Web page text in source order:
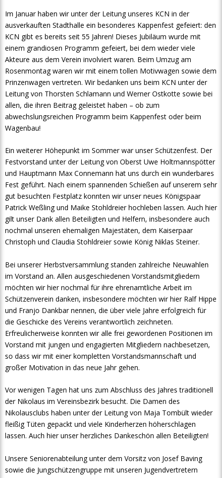
Im Januar haben wir unter der Leitung unseres KCN in der
ausverkauften Stadthalle ein besonderes Kappenfest gefeiert: den
KCN gibt es bereits seit 55 Jahren! Dieses Jubiläum wurde mit
einem grandiosen Programm gefeiert, bei dem wieder viele
Akteure aus dem Verein involviert waren. Beim Umzug am
Rosenmontag waren wir mit einem tollen Motivwagen sowie dem
Prinzenwagen vertreten. Wir bedanken uns beim KCN unter der
Leitung von Thorsten Schlamann und Werner Ostkotte sowie bei
allen, die ihren Beitrag geleistet haben – ob zum
abwechslungsreichen Programm beim Kappenfest oder beim
Wagenbau!
Ein weiterer Höhepunkt im Sommer war unser Schützenfest. Der
Festvorstand unter der Leitung von Oberst Uwe Holtmannspötter
und Hauptmann Max Connemann hat uns durch ein wunderbares
Fest geführt. Nach einem spannenden Schießen auf unserem sehr
gut besuchten Festplatz konnten wir unser neues Königspaar
Patrick Weßling und Maike Stohldreier hochleben lassen. Auch hier
gilt unser Dank allen Beteiligten und Helfern, insbesondere auch
nochmal unseren ehemaligen Majestäten, dem Kaiserpaar
Christoph und Claudia Stohldreier sowie König Niklas Steiner.
Bei unserer Herbstversammlung standen zahlreiche Neuwahlen
im Vorstand an. Allen ausgeschiedenen Vorstandsmitgliedern
möchten wir hier nochmal für ihre ehrenamtliche Arbeit im
Schützenverein danken, insbesondere möchten wir hier Ralf Hippe
und Franjo Dankbar nennen, die über viele Jahre erfolgreich für
die Geschicke des Vereins verantwortlich zeichneten.
Erfreulicherweise konnten wir alle frei gewordenen Positionen im
Vorstand mit jungen und engagierten Mitgliedern nachbesetzen,
so dass wir mit einer kompletten Vorstandsmannschaft und
großer Motivation in das neue Jahr gehen.
Vor wenigen Tagen hat uns zum Abschluss des Jahres traditionell
der Nikolaus im Vereinsbezirk besucht. Die Damen des
Nikolausclubs haben unter der Leitung von Maja Tombült wieder
fleißig Tüten gepackt und viele Kinderherzen höherschlagen
lassen. Auch hier unser herzliches Dankeschön allen Beteiligten!
Unsere Seniorenabteilung unter dem Vorsitz von Josef Baving
sowie die Jungschützengruppe mit unseren Jugendvertretern